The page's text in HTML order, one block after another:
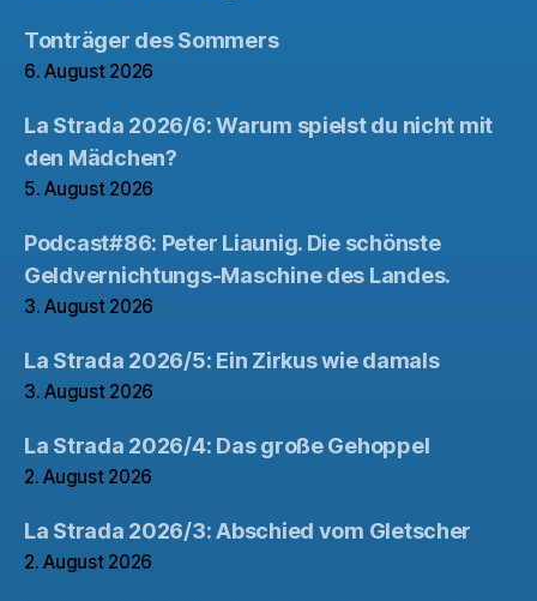
Tonträger des Sommers
6. August 2026
La Strada 2026/6: Warum spielst du nicht mit
den Mädchen?
5. August 2026
Podcast#86: Peter Liaunig. Die schönste
Geldvernichtungs-Maschine des Landes.
3. August 2026
La Strada 2026/5: Ein Zirkus wie damals
3. August 2026
La Strada 2026/4: Das große Gehoppel
2. August 2026
La Strada 2026/3: Abschied vom Gletscher
2. August 2026